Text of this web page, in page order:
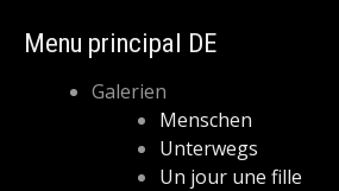
Menu principal DE
Galerien
Menschen
Unterwegs
Un jour une fille